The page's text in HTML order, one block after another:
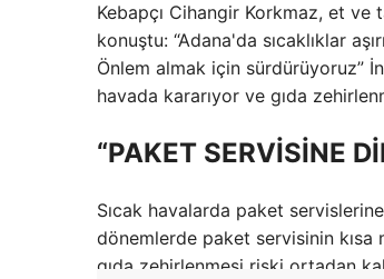
Kebapçı Cihangir Korkmaz, et
konuştu: “Adana'da sıcaklıklar
Önlem almak için sürdürüyoruz”
havada kararıyor ve gıda
“PAKET SERVİSİNE
Sıcak havalarda paket
dönemlerde paket servisinin kısa
gıda zehirlenmesi riski ortadan